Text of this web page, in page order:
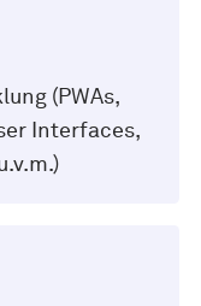
(PWAs,
Interfaces,